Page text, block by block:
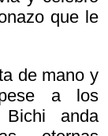
que le
de mano y
a los
Bichi anda